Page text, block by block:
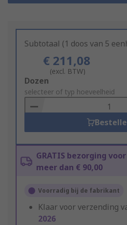
Subtotaal (1 doos van 5
€ 211,08
(excl. BTW)
Add
to
Basket
Dozen
selecteer of typ hoeveelheid
GRATIS bezorging
meer dan € 90,00
Voorradig bij de fabrikant
Klaar voor verzending
2026